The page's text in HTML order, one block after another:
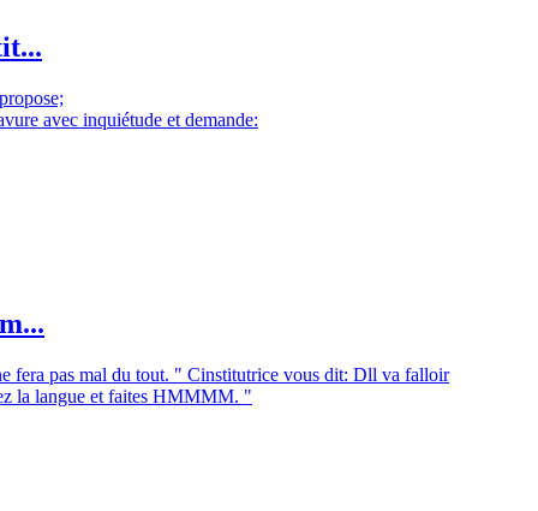
avec inquiétude et demande:
fera pas mal du tout. " Cinstitutrice vous dit: Dll va falloir
la langue et faites HMMMM. "